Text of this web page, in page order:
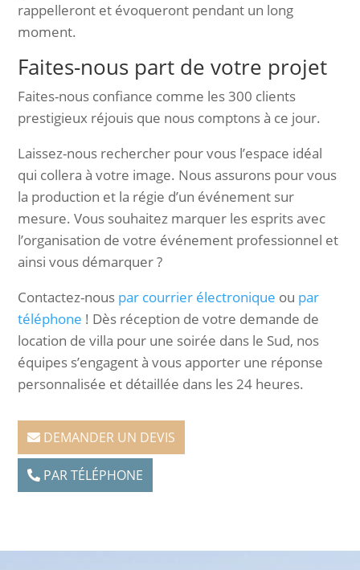
rappelleront et évoqueront pendant un long
moment.
Faites-nous part de votre projet
Faites-nous confiance comme les 300 clients
prestigieux réjouis que nous comptons à ce jour.
Laissez-nous rechercher pour vous l’espace idéal
qui collera à votre image. Nous assurons pour vous
la production et la régie d’un événement sur
mesure. Vous souhaitez marquer les esprits avec
l’organisation de votre événement professionnel et
ainsi vous démarquer ?
Contactez-nous par courrier électronique ou par
téléphone ! Dès réception de votre demande de
location de villa pour une soirée dans le Sud, nos
équipes s’engagent à vous apporter une réponse
personnalisée et détaillée dans les 24 heures.
DEMANDER UN DEVIS
PAR TÉLÉPHONE